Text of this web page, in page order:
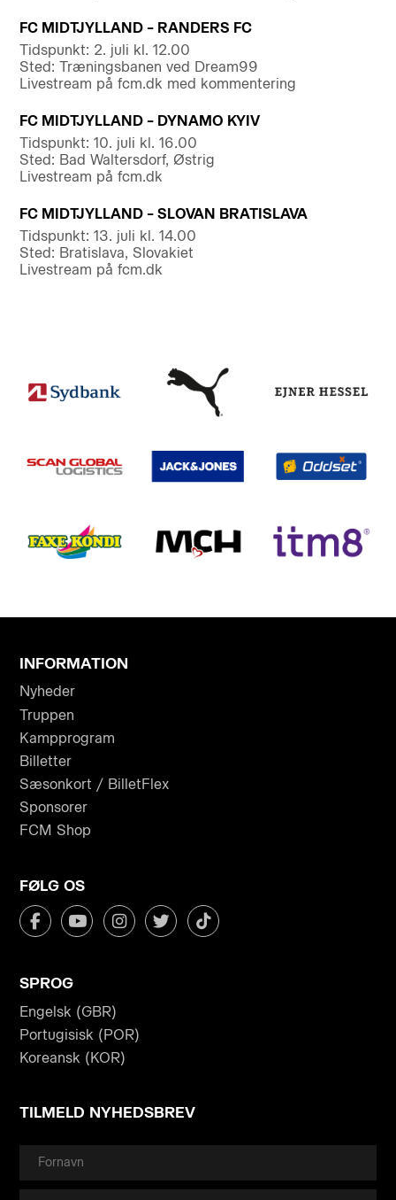
FC MIDTJYLLAND – RANDERS FC
Tidspunkt: 2. juli kl. 12.00
Sted: Træningsbanen ved Dream99
Livestream på fcm.dk med kommentering
FC MIDTJYLLAND – DYNAMO KYIV
Tidspunkt: 10. juli kl. 16.00
Sted: Bad Waltersdorf, Østrig
Livestream på fcm.dk
FC MIDTJYLLAND – SLOVAN BRATISLAVA
Tidspunkt: 13. juli kl. 14.00
Sted: Bratislava, Slovakiet
Livestream på fcm.dk
INFORMATION
Nyheder
Truppen
Kampprogram
Billetter
Sæsonkort / BilletFlex
Sponsorer
FCM Shop
FØLG OS
SPROG
Engelsk (GBR)
Portugisisk (POR)
Koreansk (KOR)
TILMELD NYHEDSBREV